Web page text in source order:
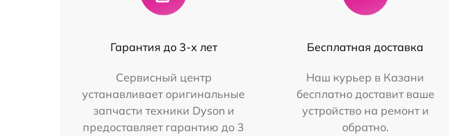
Гарантия до 3-х лет
Сервисный центр
устанавливает оригинальные
запчасти техники Dyson и
предоставляет гарантию до 3
Бесплатная доставка
Наш курьер в Казани
бесплатно доставит ваше
устройство на ремонт и
обратно.